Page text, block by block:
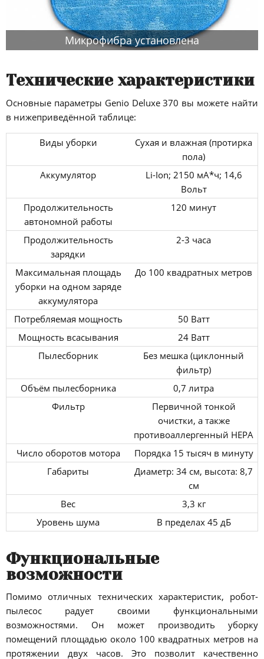
Микрофибра установлена
Технические характеристики
Основные параметры Genio Deluxe 370 вы можете найти
в нижеприведённой таблице:
Виды уборки
Сухая и влажная (протирка
пола)
Аккумулятор
Li-Ion; 2150 мА*ч; 14,6
Вольт
Продолжительность
автономной работы
120 минут
Продолжительность
зарядки
2-3 часа
Максимальная площадь
уборки на одном заряде
аккумулятора
До 100 квадратных метров
Потребляемая мощность
50 Ватт
Мощность всасывания
24 Ватт
Пылесборник
Без мешка (циклонный
фильтр)
Объём пылесборника
0,7 литра
Фильтр
Первичной тонкой
очистки, а также
противоаллергенный HEPA
Число оборотов мотора
Порядка 15 тысяч в минуту
Габариты
Диаметр: 34 см, высота: 8,7
см
Вес
3,3 кг
Уровень шума
В пределах 45 дБ
Функциональные
возможности
Помимо отличных технических характеристик, робот-
пылесос радует своими функциональными
возможностями. Он может производить уборку
помещений площадью около 100 квадратных метров на
протяжении двух часов. Это позволит качественно